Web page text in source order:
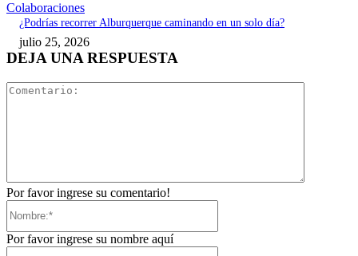
Colaboraciones
¿Podrías recorrer Alburquerque caminando en un solo día?
julio 25, 2026
DEJA UNA RESPUESTA
Por favor ingrese su comentario!
Por favor ingrese su nombre aquí